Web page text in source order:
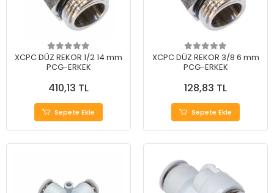
XCPC DÜZ REKOR 1/2 14 mm
PCG-ERKEK
410,13 TL
Sepete Ekle
XCPC DÜZ REKOR 3/8 6 mm
PCG-ERKEK
128,83 TL
Sepete Ekle